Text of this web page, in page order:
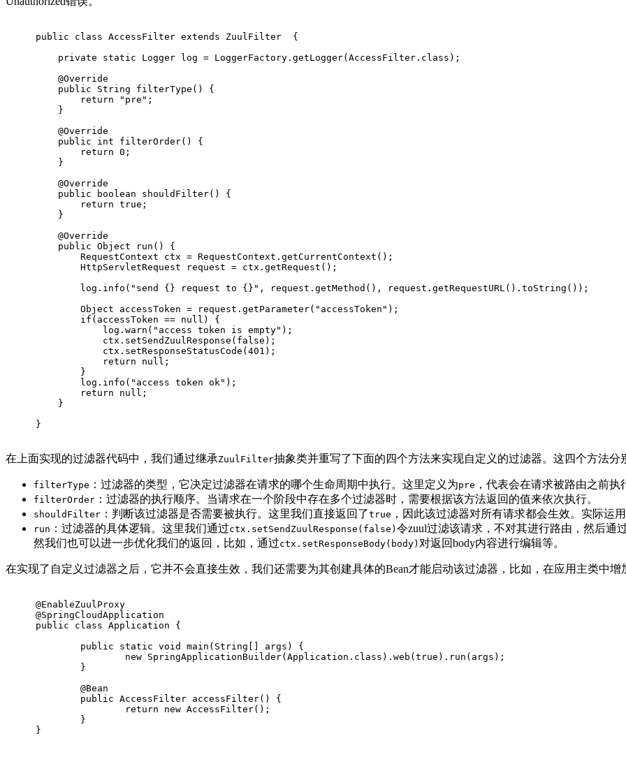
public class AccessFilter extends ZuulFilter
{
private
static Logger log = LoggerFactory.getLogger(AccessFilter . class ) ;
@Override
public String filterType ()
{
return
"pre" ;
    }
@Override
public
int filterOrder()
{
return 0 ;
    }
@Override
public
boolean shouldFilter()
{
return true ;
    }
@Override
public Object run ()
{
        RequestContext ctx = RequestContext.getCurrentContext();
        HttpServletRequest request = ctx.getRequest();
      	log.info(
"send {} request to {}" , request.getMethod(), request.getRequestURL().toString());
        Object accessToken = request.getParameter(
"accessToken" );
if (accessToken == null ) {
            log.warn(
"access token is empty" );
            ctx.setSendZuulResponse(
false );
            ctx.setResponseStatusCode(
401 );
return
null ;
        }
        log.info(
"access token ok" );
return
null ;
    }
}
在上面实现的过滤器代码中，我们通过继承ZuulFilter抽象类并重写了下面的四个方法来实现自定义的过滤器。这四个方法分
filterType ：过滤器的类型，它决定过滤器在请求的哪个生命周期中执行。这里定义为pre ，代表会在请求被路由之前执
filterOrder ：过滤器的执行顺序。当请求在一个阶段中存在多个过滤器时，需要根据该方法返回的值来依次执行。
shouldFilter ：判断该过滤器是否需要被执行。这里我们直接返回了true ，因此该过滤器对所有请求都会生效。实际运
run ：过滤器的具体逻辑。这里我们通过ctx.setSendZuulResponse(false) 令zuul过滤该请求，不对其进行路由，然后通
然我们也可以进一步优化我们的返回，比如，通过ctx.setResponseBody(body) 对返回body内容进行编辑等。
在实现了自定义过滤器之后，它并不会直接生效，我们还需要为其创建具体的Bean才能启动该过滤器，比如，在应用主类中增
@EnableZuulProxy
@SpringCloudApplication
public
class Application
{
public
static void main (String[] args)
{
new SpringApplicationBuilder(Application . class ). web (true ). run ( args ) ;
	}
@Bean
public AccessFilter accessFilter()
{
return
new AccessFilter();
	}
}